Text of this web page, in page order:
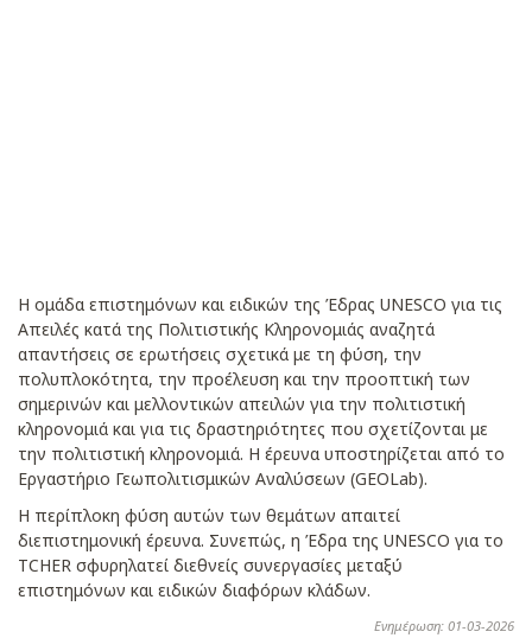
Η ομάδα επιστημόνων και ειδικών της Έδρας UNESCO για τις
Απειλές κατά της Πολιτιστικής Κληρονομιάς αναζητά
απαντήσεις σε ερωτήσεις σχετικά με τη φύση, την
πολυπλοκότητα, την προέλευση και την προοπτική των
σημερινών και μελλοντικών απειλών για την πολιτιστική
κληρονομιά και για τις δραστηριότητες που σχετίζονται με
την πολιτιστική κληρονομιά. Η έρευνα υποστηρίζεται από το
Εργαστήριο Γεωπολιτισμικών Αναλύσεων (GEOLab).
Η περίπλοκη φύση αυτών των θεμάτων απαιτεί
διεπιστημονική έρευνα. Συνεπώς, η Έδρα της UNESCO για το
TCHER σφυρηλατεί διεθνείς συνεργασίες μεταξύ
επιστημόνων και ειδικών διαφόρων κλάδων.
Ενημέρωση: 01-03-2026